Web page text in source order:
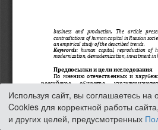
Используя сайт, вы соглашаетесь на
Cookies для корректной работы
и других целей, предусмотренных